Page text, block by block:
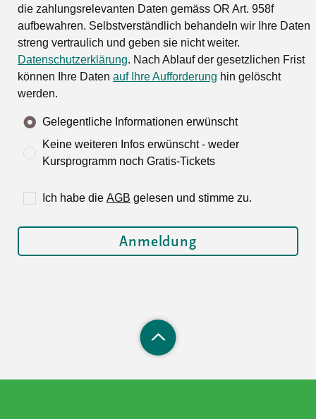
die zahlungsrelevanten Daten gemäss OR Art. 958f
aufbewahren. Selbstverständlich behandeln wir Ihre Daten
streng vertraulich und geben sie nicht weiter.
Datenschutzerklärung. Nach Ablauf der gesetzlichen Frist
können Ihre Daten auf Ihre Aufforderung hin gelöscht
werden.
Gelegentliche Informationen erwünscht
Keine weiteren Infos erwünscht - weder
Kursprogramm noch Gratis-Tickets
Ich habe die AGB gelesen und stimme zu.